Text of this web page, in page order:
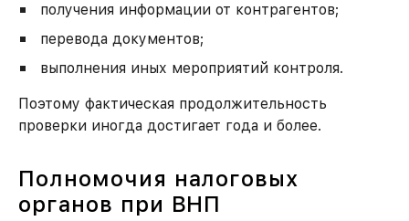
получения информации от контрагентов;
перевода документов;
выполнения иных мероприятий контроля.
Поэтому фактическая продолжительность
проверки иногда достигает года и более.
Полномочия налоговых
органов при ВНП
Как к вам обращаться?
Номер моб. телефона